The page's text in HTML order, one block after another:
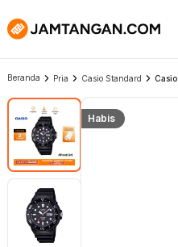
Beranda Pria Casio Standard
Habis